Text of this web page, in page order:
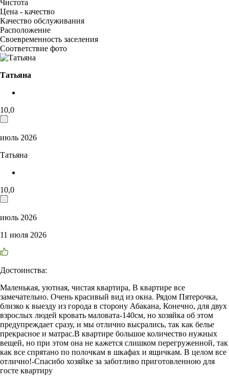
Чистота
Цена - качество
Качество обслуживания
Расположение
Своевременность заселения
Соответствие фото
Татьяна
10,0
июль 2026
Татьяна
10,0
июль 2026
11 июля 2026
Достоинства:
Маленькая, уютная, чистая квартира, В квартире все
замечательно. Очень красивый вид из окна. Рядом Пятерочка,
близко к выезду из города в сторону Абакана, Конечно, для двух
взрослых людей кровать маловата-140см, но хозяйка об этом
предупреждает сразу, и мы отлично высрались, так как белье
прекрасное и матрас.В квартире большое количество нужных
вещей, но при этом она не кажется слишком перегруженной, так
как все спрятано по полочкам в шкафах и ящичкам. В целом все
отлично!-Спасибо хозяйке за заботливо приготовленною для
госте квартиру